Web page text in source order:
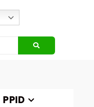
PPID